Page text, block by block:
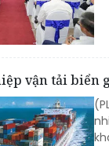
vận tải biển